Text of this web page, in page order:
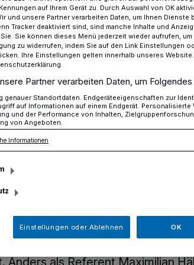
Die Suche nach den rätselhaften mittelschweren
Erkrath“
den
schwarzen
und wieder den Begriff Schwarzes
immer, aber kaum einer weiß
Anders als Referent Maximilian
auf Ihrem Gerät zu. Durch Auswahl von OK
und unsere Partner verarbeiten Daten, um Ihnen
Tracker deaktiviert sind, sind manche Inhalte und
Sie können dieses Menü jederzeit wieder aufrufen,
zu widerrufen, indem Sie auf den Link Einstellungen
Ihre Einstellungen gelten innerhalb unseres
Partner verarbeiten Daten, um
genauer Standortdaten. Endgeräteeigenschaften zur
auf Informationen auf einem Endgerät.
und der Performance von Inhalten,
von Angeboten.
Informationen
Einstellungen oder Ablehnen OK